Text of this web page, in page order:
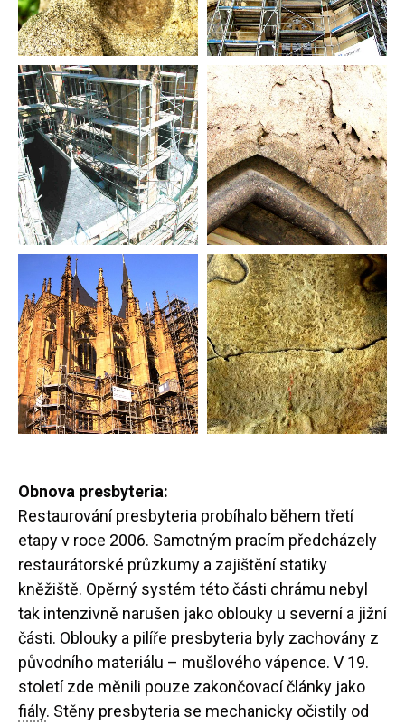
Obnova presbyteria:
Restaurování presbyteria probíhalo během třetí
etapy v roce 2006. Samotným pracím předcházely
restaurátorské průzkumy a zajištění statiky
kněžiště. Opěrný systém této části chrámu nebyl
tak intenzivně narušen jako oblouky u severní a jižní
části. Oblouky a pilíře presbyteria byly zachovány z
původního materiálu – mušlového vápence. V 19.
století zde měnili pouze zakončovací články jako
fiály. Stěny presbyteria se mechanicky očistily od